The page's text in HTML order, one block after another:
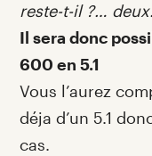
reste-t-il ?…
Il sera donc
600 en 5.1
Vous l’aurez
déja d’un 5.1
cas.